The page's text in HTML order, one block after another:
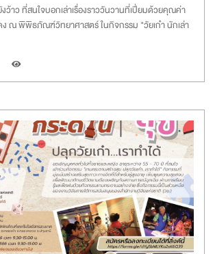
ว้าว ที่สนใจบอกเล่าเรื่องราววันวานที่เปี่ยมด้วยคุณค่า
ง ณ พิพิธภัณฑ์วิทยาศาสตร์ ในกิจกรรม "วัยเก๋า นักเล่า